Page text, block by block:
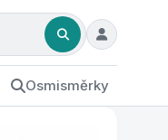
Osmisměrky